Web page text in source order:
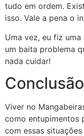
tudo em ordem.
isso. Vale a pena o
Uma vez, eu fiz
um baita problema
nada cuidar!
Conclusão
Viver no
como entupimentos
com essas